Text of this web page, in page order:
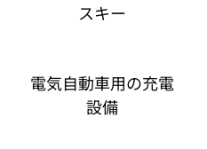
スキー
電気自動車用の充電
設備